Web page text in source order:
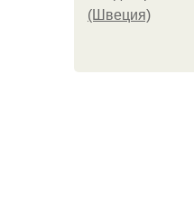
(Швеция)